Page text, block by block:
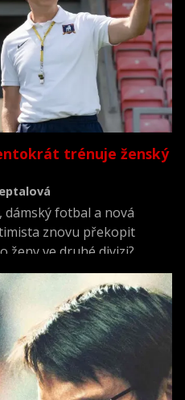
trénuje ženský
fotbal a nová
znovu překopit
ve druhé divizi?